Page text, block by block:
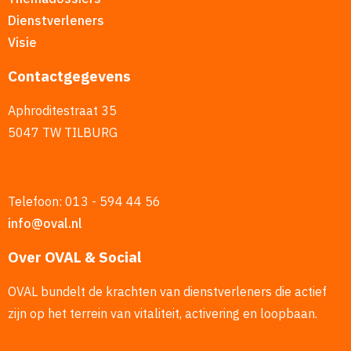
Dienstverleners
Visie
Contactgegevens
Aphroditestraat 35
5047 TW TILBURG
Telefoon: 013 - 594 44 56
info@oval.nl
Over OVAL & Social
OVAL bundelt de krachten van dienstverleners die actief
zijn op het terrein van vitaliteit, activering en loopbaan.